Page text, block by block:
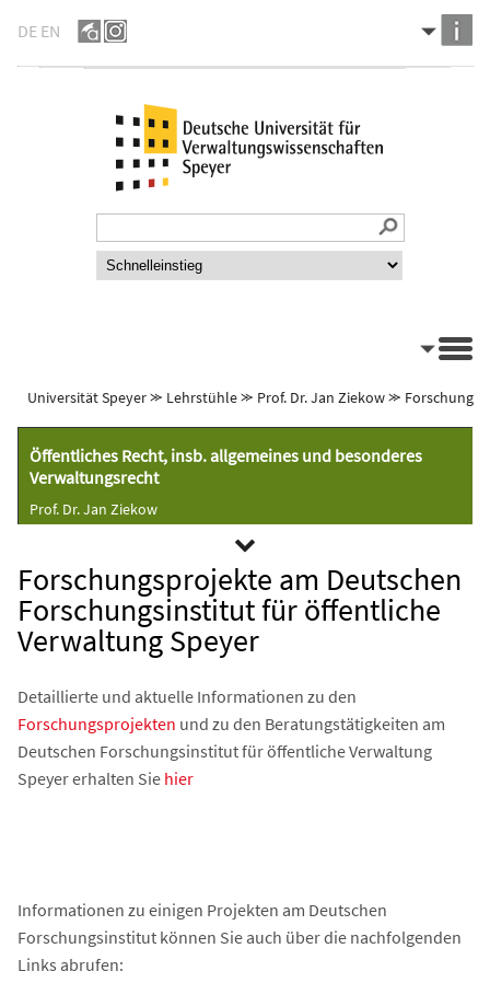
DE EN
Universität Speyer⪼ Lehrstühle⪼ Prof. Dr. Jan Ziekow⪼ Forschung
Öffentliches Recht, insb. allgemeines und besonderes
Verwaltungsrecht
Prof. Dr. Jan Ziekow
Forschungsprojekte am Deutschen
Forschungsinstitut für öffentliche
Verwaltung Speyer
Detaillierte und aktuelle Informationen zu den
Forschungsprojekten und zu den Beratungstätigkeiten am
Deutschen Forschungsinstitut für öffentliche Verwaltung
Speyer erhalten Sie hier
Informationen zu einigen Projekten am Deutschen
Forschungsinstitut können Sie auch über die nachfolgenden
Links abrufen: